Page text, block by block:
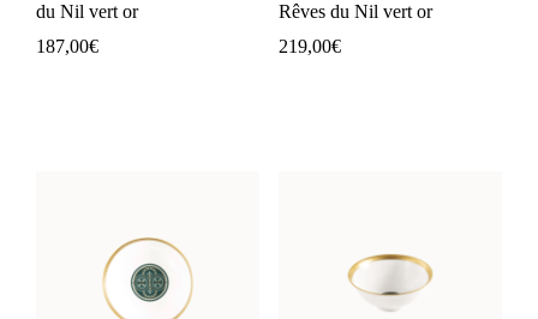
du Nil vert or
187,00€
Rêves du Nil vert or
219,00€